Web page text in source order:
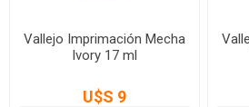
Vallejo Imprimación Mecha
Ivory 17 ml
U$S 9